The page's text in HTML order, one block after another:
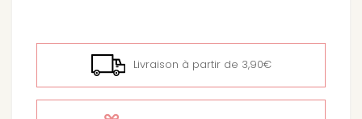
Livraison à partir de 3,90€